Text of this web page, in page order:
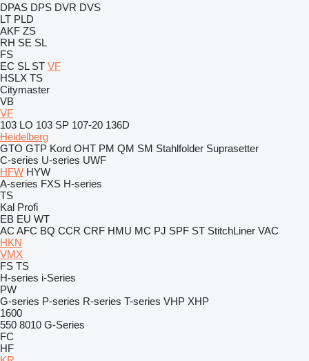
DPAS DPS DVR DVS
LT PLD
AKF ZS
RH SE SL
FS
EC SL ST VF
HSLX TS
Citymaster
VB
VF
103 LO 103 SP 107-20 136D
Heidelberg
GTO GTP Kord OHT PM QM SM Stahlfolder Suprasetter
C-series U-series UWF
HFW HYW
A-series FXS H-series
TS
Kal Profi
EB EU WT
AC AFC BQ CCR CRF HMU MC PJ SPF ST StitchLiner VAC
HKN
VMX
FS TS
H-series i-Series
PW
G-series P-series R-series T-series VHP XHP
1600
550 8010 G-Series
FC
HF